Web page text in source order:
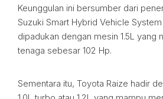
Keunggulan ini bersumber dari
Suzuki Smart Hybrid Vehicle
dipadukan dengan mesin 1.5L yang
tenaga sebesar 102 Hp.
Sementara itu, Toyota Raize hadir